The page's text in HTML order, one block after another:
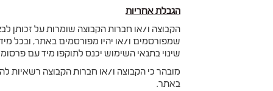
הגבלת אחריות
הקבוצה ו/או חברות הקבוצה שומרות על זכותן
שמפורסמים ו/או יהיו מפורסמים באתר, ובכל
שינוי בתנאי השימוש יכנס לתוקפו מיד עם
מובהר כי הקבוצה ו/או חברות הקבוצה רשאיות
באתר.